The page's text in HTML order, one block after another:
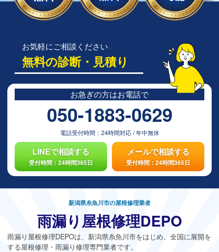
お気軽にご相談ください
無料の診断・見積り
お急ぎの方はお電話で
050-1883-0629
電話受付時間： 24時間対応/年中無休
LINEで相談する
受付時間：24時間365日
メールで相談する
受付時間：24時間365日
新潟県糸魚川市の屋根修理業者
雨漏り屋根修理DEPO
雨漏り屋根修理DEPOは、新潟県糸魚川市をはじめ、全国に展開を
する屋根修理・雨漏り修理専門業者です。